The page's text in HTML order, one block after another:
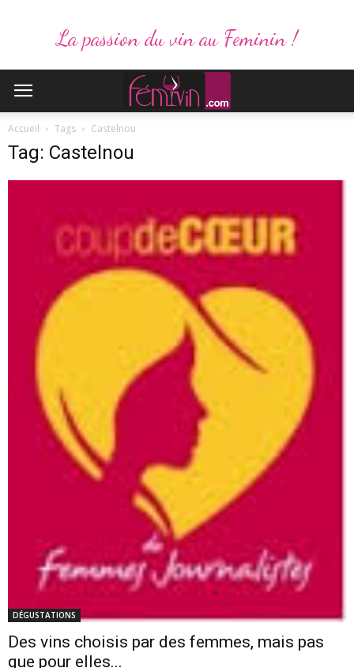
La passion du vin au Feminin !
Accueil Tags Castelnou
Tag: Castelnou
DÉGUSTATIONS
Des vins choisis par des femmes, mais pas
que pour elles...